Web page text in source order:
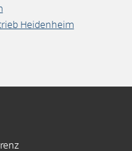
Heidenheim